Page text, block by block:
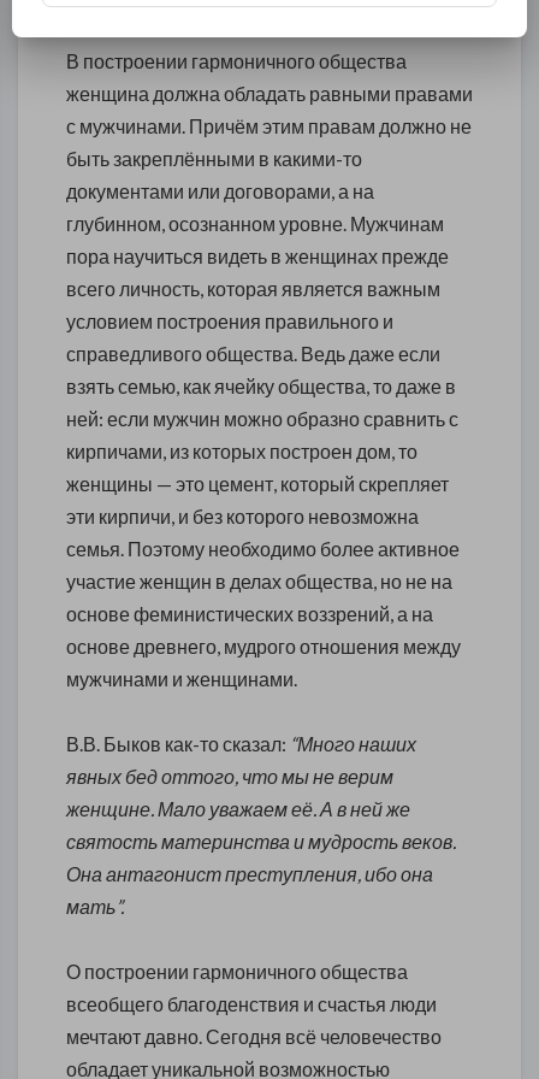
В построении гармоничного общества
женщина должна обладать равными правами
с мужчинами. Причём этим правам должно не
быть закреплёнными в какими-то
документами или договорами, а на
глубинном, осознанном уровне. Мужчинам
пора научиться видеть в женщинах прежде
всего личность, которая является важным
условием построения правильного и
справедливого общества. Ведь даже если
взять семью, как ячейку общества, то даже в
ней: если мужчин можно образно сравнить с
кирпичами, из которых построен дом, то
женщины — это цемент, который скрепляет
эти кирпичи, и без которого невозможна
семья. Поэтому необходимо более активное
участие женщин в делах общества, но не на
основе феминистических воззрений, а на
основе древнего, мудрого отношения между
мужчинами и женщинами.
В.В. Быков как-то сказал: “Много наших
явных бед оттого, что мы не верим
женщине. Мало уважаем её. А в ней же
святость материнства и мудрость веков.
Она антагонист преступления, ибо она
мать”.
О построении гармоничного общества
всеобщего благоденствия и счастья люди
мечтают давно. Сегодня всё человечество
обладает уникальной возможностью